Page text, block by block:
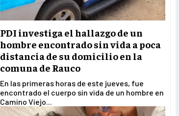
PDI investiga el hallazgo de un
hombre encontrado sin vida a poca
distancia de su domicilio en la
comuna de Rauco
En las primeras horas de este jueves, fue
encontrado el cuerpo sin vida de un hombre en
Camino Viejo...